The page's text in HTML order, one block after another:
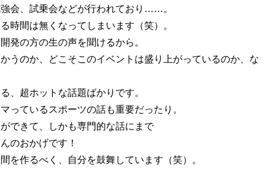
会、試乗会などが行われており……。
時間は無くなってしまいます（笑）。
発の方の生の声を聞けるから。
うのか、どこそこのイベントは盛り上がっているのか、な
、超ホットな話題ばかりです。
っているスポーツの話も重要だったり。
できて、しかも専門的な話にまで
のおかげです！
を作るべく、自分を鼓舞しています（笑）。